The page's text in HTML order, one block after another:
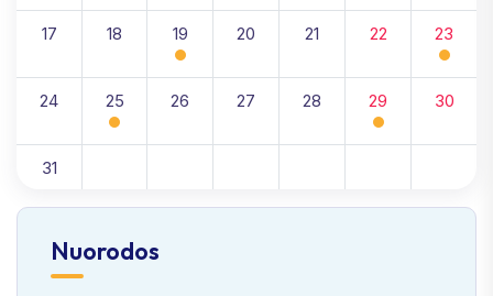
17 18 19 20 21 22 23
24 25 26 27 28 29 30
31
Nuorodos